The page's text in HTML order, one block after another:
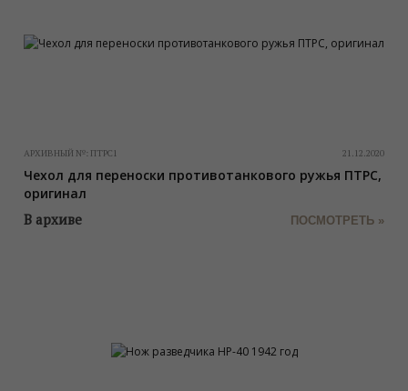
АРХИВНЫЙ №: ПТРС1 21.12.2020
Чехол для переноски противотанкового ружья ПТРС,
оригинал
В архиве ПОСМОТРЕТЬ »